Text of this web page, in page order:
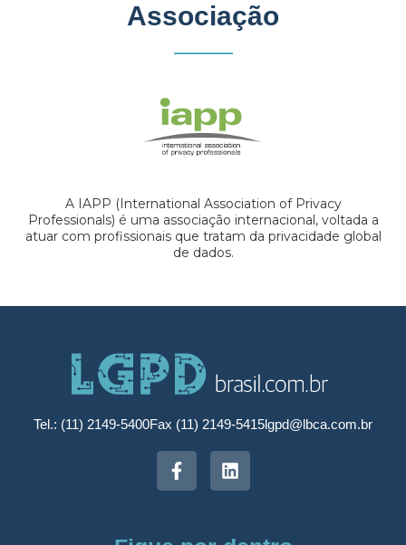
Associação
A IAPP (International Association of Privacy
Professionals) é uma associação internacional, voltada a
atuar com profissionais que tratam da privacidade global
de dados.
Tel.: (11) 2149-5400Fax (11) 2149-5415lgpd@lbca.com.br